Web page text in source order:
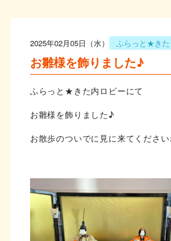
2025年02月05日（水） ふらっと★きた
お雛様を飾りました♪
ふらっと★きた内ロビーにて
お雛様を飾りました♪
お散歩のついでに見に来てくださ